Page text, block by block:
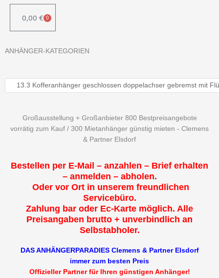
0,00 € 0
WARENKORB
ANHÄNGER-KATEGORIEN
Großausstellung + Großanbieter 800 Bestpreisangebote
vorrätig zum Kauf / 300 Mietanhänger günstig mieten - Clemens
& Partner Elsdorf
Bestellen per E-Mail – anzahlen – Brief erhalten
– anmelden – abholen.
Oder vor Ort in unserem freundlichen
Servicebüro.
Zahlung bar oder Ec-Karte möglich. Alle
Preisangaben brutto + unverbindlich an
Selbstabholer.
DAS ANHÄNGERPARADIES Clemens & Partner Elsdorf
immer zum besten Preis
Offizieller Partner für Ihren günstigen Anhänger!